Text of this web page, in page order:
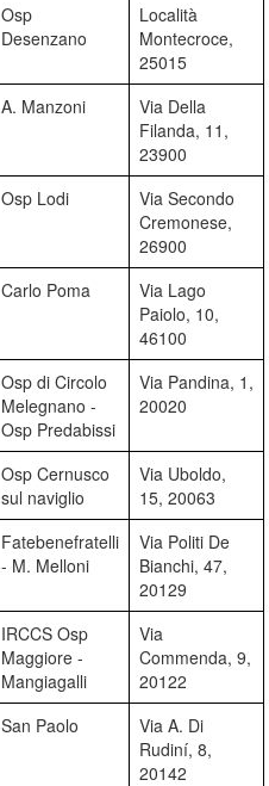
Osp
Desenzano
Località
Montecroce,
25015
A. Manzoni
Via Della
Filanda, 11,
23900
Osp Lodi
Via Secondo
Cremonese,
26900
Carlo Poma
Via Lago
Paiolo, 10,
46100
Osp di Circolo
Melegnano -
Osp Predabissi
Via Pandina, 1,
20020
Osp Cernusco
sul naviglio
Via Uboldo,
15, 20063
Fatebenefratelli
- M. Melloni
Via Politi De
Bianchi, 47,
20129
IRCCS Osp
Maggiore -
Mangiagalli
Via
Commenda, 9,
20122
San Paolo
Via A. Di
Rudiní, 8,
20142